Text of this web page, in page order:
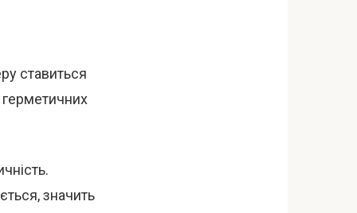
ставиться
герметичних
значить